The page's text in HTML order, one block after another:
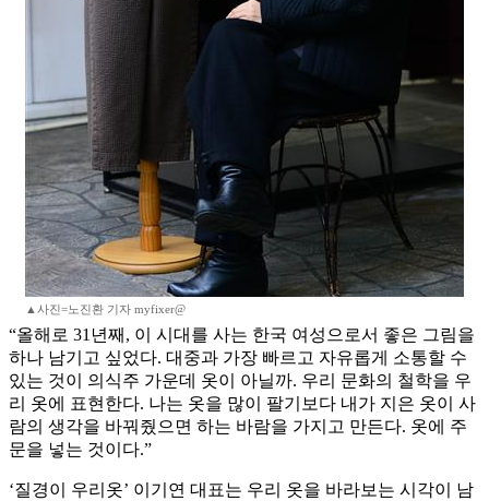
▲사진=노진환 기자 myfixer@
“올해로 31년째, 이 시대를 사는 한국 여성으로서 좋은 그림을
하나 남기고 싶었다. 대중과 가장 빠르고 자유롭게 소통할 수
있는 것이 의식주 가운데 옷이 아닐까. 우리 문화의 철학을 우
리 옷에 표현한다. 나는 옷을 많이 팔기보다 내가 지은 옷이 사
람의 생각을 바꿔줬으면 하는 바람을 가지고 만든다. 옷에 주
문을 넣는 것이다.”
‘질경이 우리옷’ 이기연 대표는 우리 옷을 바라보는 시각이 남